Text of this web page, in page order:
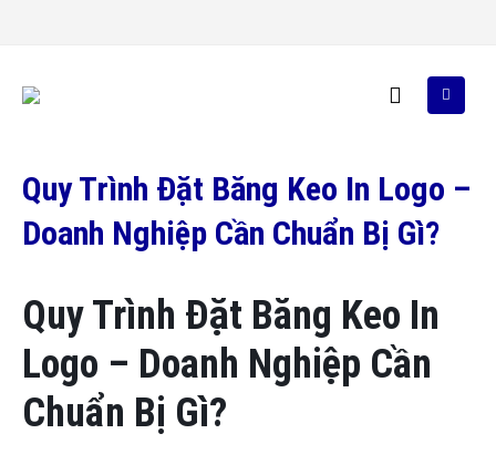
Quy Trình Đặt Băng Keo In Logo –
Doanh Nghiệp Cần Chuẩn Bị Gì?
Quy Trình Đặt Băng Keo In
Logo – Doanh Nghiệp Cần
Chuẩn Bị Gì?